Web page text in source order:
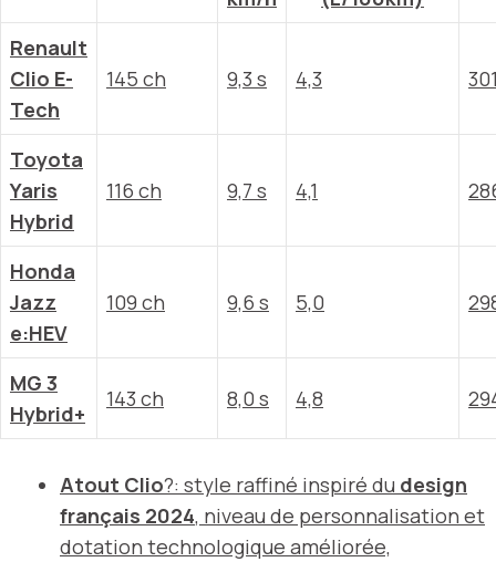
Renault
Clio E-
Tech
145 ch 9,3 s 4,3
Toyota
Yaris
Hybrid
116 ch 9,7 s 4,1
Honda
Jazz
e:HEV
109 ch 9,6 s 5,0
MG 3
Hybrid+
143 ch 8,0 s 4,8
Atout Clio?: style raffiné inspiré du design
français 2024, niveau de personnalisation et
dotation technologique améliorée,